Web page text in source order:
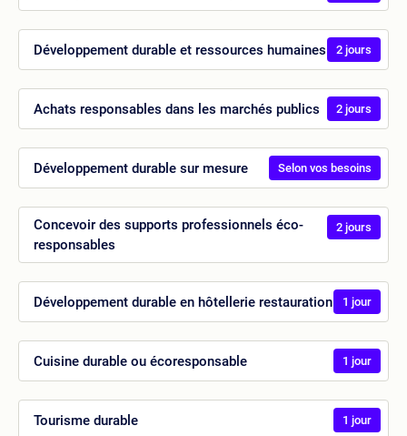
Développement durable et ressources humaines 2 jours
Achats responsables dans les marchés publics 2 jours
Développement durable sur mesure Selon vos besoins
Concevoir des supports professionnels éco-
responsables
2 jours
Développement durable en hôtellerie restauration 1 jour
Cuisine durable ou écoresponsable 1 jour
Tourisme durable 1 jour